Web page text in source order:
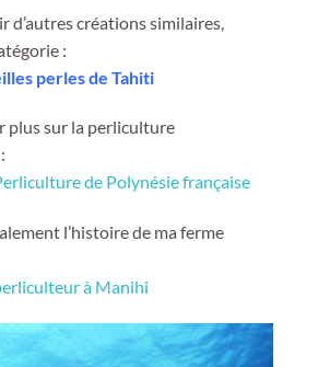
d’autres créations similaires,
:
perles de Tahiti
plus sur la perliculture
de Polynésie française
l’histoire de ma ferme
à Manihi